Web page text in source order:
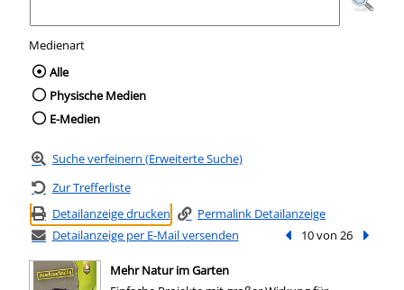
Medienart
Wählen Sie die Medienart nach der Sie
Alle
Physische Medien
E-Medien
Suche verfeinern (Erweiterte Suche)
Zur Trefferliste
Detailanzeige drucken
Permalink Detailanzeige
Detailanzeige per E-Mail versenden
Vorheriger Treffer
10 von 26
Mehr Natur im Garten